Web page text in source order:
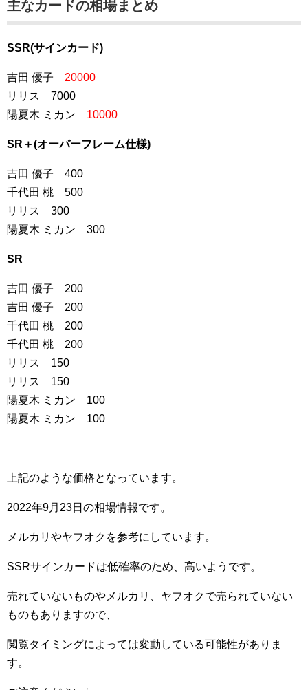
主なカードの相場まとめ
SSR(サインカード)
吉田 優子 20000
リリス 7000
陽夏木 ミカン 10000
SR＋(オーバーフレーム仕様)
吉田 優子 400
千代田 桃 500
リリス 300
陽夏木 ミカン 300
SR
吉田 優子 200
吉田 優子 200
千代田 桃 200
千代田 桃 200
リリス 150
リリス 150
陽夏木 ミカン 100
陽夏木 ミカン 100
上記のような価格となっています。
2022年9月23日の相場情報です。
メルカリやヤフオクを参考にしています。
SSRサインカードは低確率のため、高いようです。
売れていないものやメルカリ、ヤフオクで売られていない
ものもありますので、
閲覧タイミングによっては変動している可能性がありま
す。